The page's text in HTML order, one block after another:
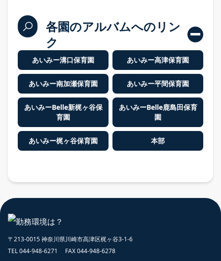
各園のアルバムへのリン
ク
あいみー溝口保育園 あいみー高津保育園
あいみー南加瀬保育園 あいみー平間保育園
あいみーBelle新梶ヶ谷保
育園
あいみーBelle鹿島田保育
園
あいみー梶ヶ谷保育園 本部
〒213-0015 神奈川県川崎市高津区梶ヶ谷3-1-6
TEL 044-948-6271 FAX 044-948-6278